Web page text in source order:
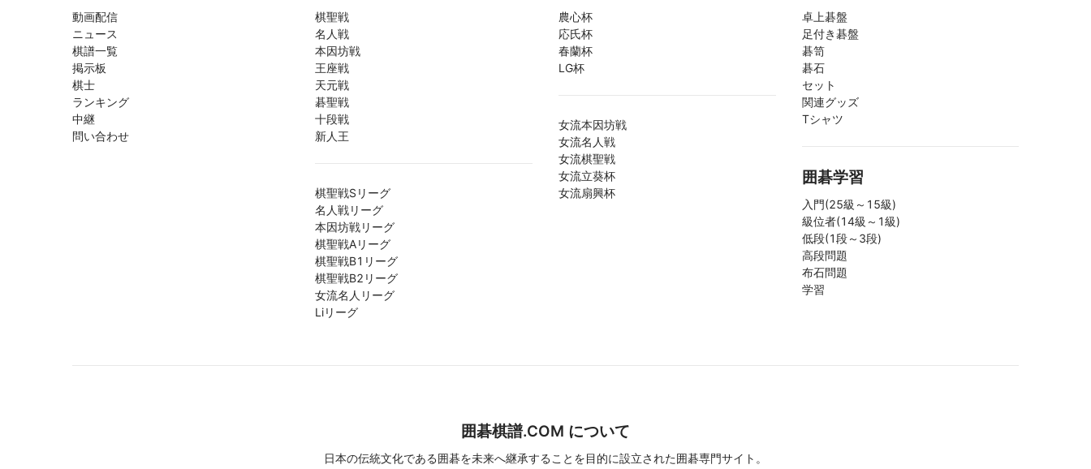
動画配信
ニュース
棋譜一覧
掲示板
棋士
ランキング
中継
問い合わせ
棋聖戦
名人戦
本因坊戦
王座戦
天元戦
碁聖戦
十段戦
新人王
棋聖戦Sリーグ
名人戦リーグ
本因坊戦リーグ
棋聖戦Aリーグ
棋聖戦B1リーグ
棋聖戦B2リーグ
女流名人リーグ
Liリーグ
農心杯
応氏杯
春蘭杯
LG杯
女流本因坊戦
女流名人戦
女流棋聖戦
女流立葵杯
女流扇興杯
卓上碁盤
足付き碁盤
碁笥
碁石
セット
関連グッズ
Tシャツ
囲碁学習
入門(25級～15級)
級位者(14級～1級)
低段(1段～3段)
高段問題
布石問題
学習
囲碁棋譜.COM について
日本の伝統文化である囲碁を未来へ継承することを目的に設立された囲碁専門サイト。